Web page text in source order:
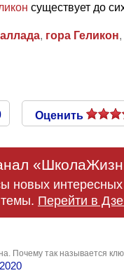
существует до
, гора Геликон,
Оценить
интересных
Перейти в
Почему так называется